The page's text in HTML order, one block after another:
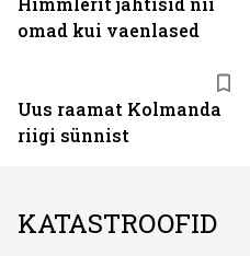
omad kui vaenlased
Uus raamat Kolmanda
riigi sünnist
KATASTROOFID